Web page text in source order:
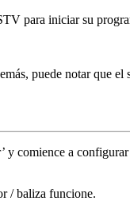
para iniciar su
puede notar que
comience a configurar
/ baliza funcione.